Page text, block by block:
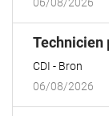
Technicien
CDI
Bron
06/08/2026